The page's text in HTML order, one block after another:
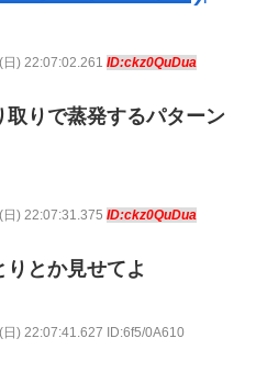
) 22:07:02.261 ID:ckz0QuDua
取りで蒸発するパターン
) 22:07:31.375 ID:ckz0QuDua
とか見せてよ
) 22:07:41.627 ID:6f5/0A610